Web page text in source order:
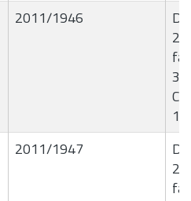
2011/1946
2011/1947